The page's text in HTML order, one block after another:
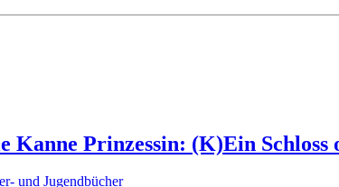
Kanne Prinzessin: (K)Ein Schloss
und Jugendbücher